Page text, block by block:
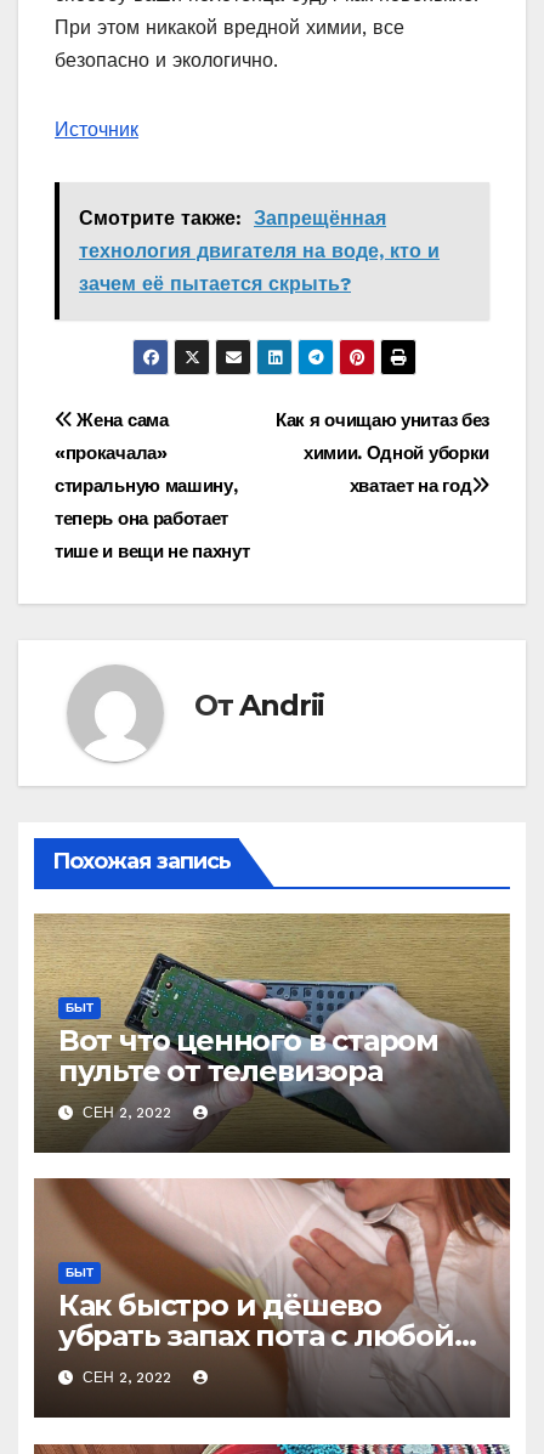
При этом никакой вредной химии, все
безопасно и экологично.
Источник
Смотрите также: Запрещённая
технология двигателя на воде, кто и
зачем её пытается скрыть?
Навигация
по
записям
Как я очищаю унитаз без
химии. Одной уборки
хватает на год
Жена сама
«прокачала»
стиральную машину,
теперь она работает
тише и вещи не пахнут
ОтAndrii
Похожая запись
БЫТ
Вот что ценного в старом
пульте от телевизора
СЕН 2, 2022
БЫТ
Как быстро и дёшево
убрать запах пота с любой
одежды не стирая
СЕН 2, 2022